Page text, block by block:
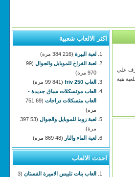
علي
هية
اكثر الالعاب شعبية
لعبة البيرة (216 384 مرة)
لعبة الفراخ للموبايل والجوال
(99
970 مرة)
العاب 250 friv
(99 841 مرة)
العاب موتسكلات سباق جديدة -
العاب متسكلات دراجات
(69 751
مرة)
لعبة زوما للموبايل والجوال
(53 397
مرة)
لعبة الماء والنار (48 869 مرة)
احدث الالعاب
العاب بنات تلبيس الاميرة الفستان (3